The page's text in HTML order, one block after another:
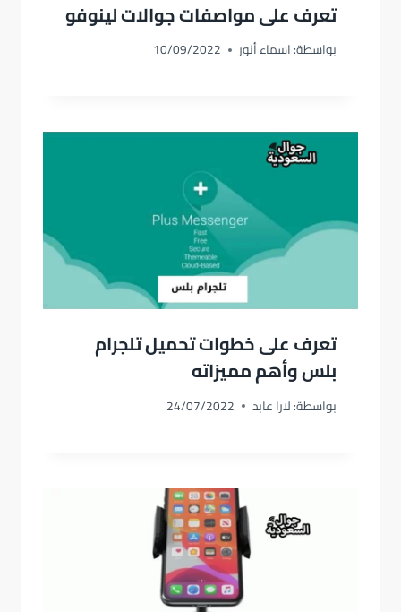
تعرف على مواصفات جوالات لينوفو
بواسطة:اسماء أنور 10/09/2022
تعرف على خطوات تحميل تلجرام
بلس وأهم مميزاته
بواسطة:لارا عابد 24/07/2022